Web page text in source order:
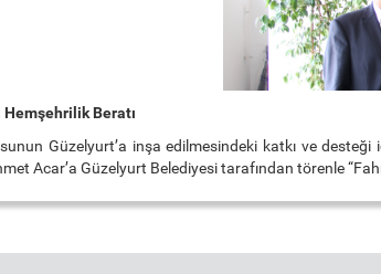
Beratı
Güzelyurt’a inşa edilmesindeki katkı ve
Acar’a Güzelyurt Belediyesi tarafından törenle